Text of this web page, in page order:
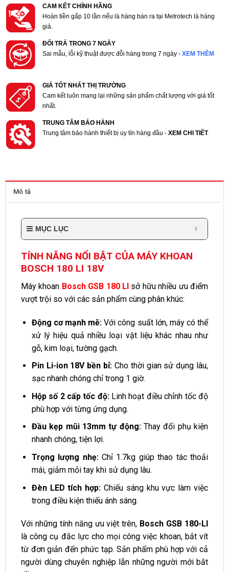
CAM KẾT CHÍNH HÃNG
Hoàn tiền gấp 10 lần nếu là hàng bán ra tại Metrotech là hàng
giả.
ĐỔI TRẢ TRONG 7 NGÀY
Sai mẫu, lỗi kỹ thuật được đỗi hàng trong 7 ngày - XEM THÊM
GIÁ TỐT NHẤT THỊ TRƯỜNG
Cam kết luôn mang lại những sản phẩm chất lượng với giá tốt
nhất.
TRUNG TÂM BẢO HÀNH
Trung tâm bảo hành thiết bị uy tín hàng đầu -XEM CHI TIẾT
Mô tả
MỤC LỤC
TÍNH NĂNG NỔI BẬT CỦA MÁY KHOAN
BOSCH 180 LI 18V
Máy khoan Bosch GSB 180 LI sở hữu nhiều ưu điểm
vượt trội so với các sản phẩm cùng phân khúc:
Động cơ mạnh mẽ: Với công suất lớn, máy có thể
xử lý hiệu quả nhiều loại vật liệu khác nhau như
gỗ, kim loại, tường gạch.
Pin Li-ion 18V bền bỉ: Cho thời gian sử dụng lâu,
sạc nhanh chóng chỉ trong 1 giờ.
Hộp số 2 cấp tốc độ:Linh hoạt điều chỉnh tốc độ
phù hợp với từng ứng dụng.
Đầu kẹp mũi 13mm tự động:Thay đổi phụ kiện
nhanh chóng, tiện lợi.
Trọng lượng nhẹ:Chỉ 1.7kg giúp thao tác thoải
mái, giảm mỏi tay khi sử dụng lâu.
Đèn LED tích hợp: Chiếu sáng khu vực làm việc
trong điều kiện thiếu ánh sáng.
Với những tính năng ưu việt trên, Bosch GSB 180-LI
là công cụ đắc lực cho mọi công việc khoan, bắt vít
từ đơn giản đến phức tạp. Sản phẩm phù hợp với cả
người dùng chuyên nghiệp lẫn những người mới bắt